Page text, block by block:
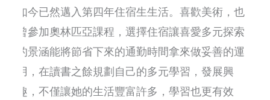
如今已然邁入第四年住宿生生活。喜歡美術，也
曾參加奧林匹亞課程，選擇住宿讓喜愛多元探索
的景涵能將節省下來的通勤時間拿來做妥善的運
用，在讀書之餘規劃自己的多元學習，發展興
趣，不僅讓她的生活豐富許多，學習也更有效